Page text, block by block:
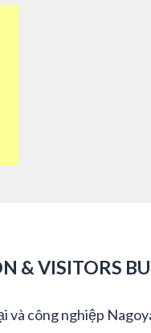
& VISITORS
và công nghiệp